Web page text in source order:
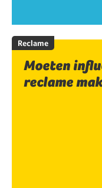
Reclame
Moeten
reclame